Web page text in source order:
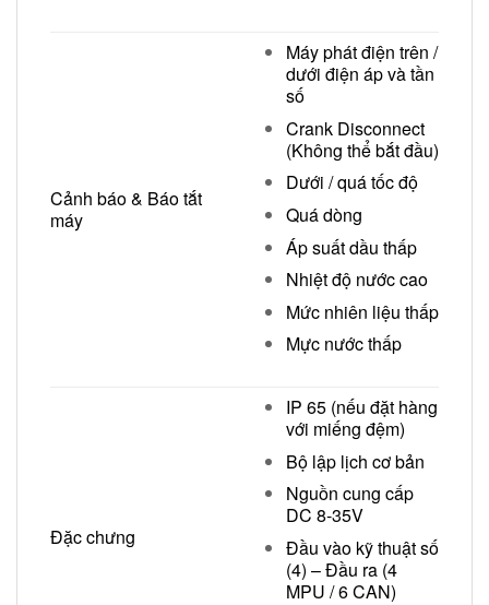
Cảnh báo & Báo tắt
máy
Máy phát điện trên /
dưới điện áp và tần
số
Crank Disconnect
(Không thể bắt đầu)
Dưới / quá tốc độ
Quá dòng
Áp suất dầu thấp
Nhiệt độ nước cao
Mức nhiên liệu thấp
Mực nước thấp
Đặc chưng
IP 65 (nếu đặt hàng
với miếng đệm)
Bộ lập lịch cơ bản
Nguồn cung cấp
DC 8‐35V
Đầu vào kỹ thuật số
(4) – Đầu ra (4
MPU / 6 CAN)